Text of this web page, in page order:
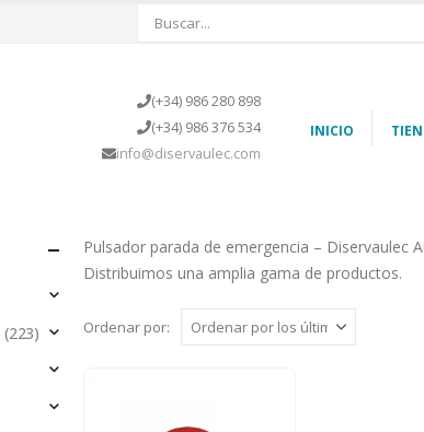
(+34) 986 280 898
(+34) 986 376 534
info@diservaulec.com
INICIO
Pulsador parada de emergencia –
Distribuimos una amplia gama de productos.
Ordenar por:
(223)